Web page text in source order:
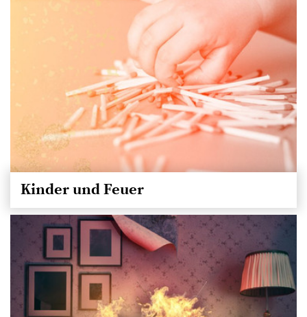
Kinder und Feuer